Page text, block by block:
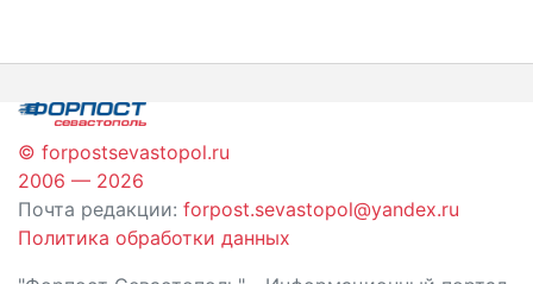
записям
© forpostsevastopol.ru
2006 — 2026
Почта редакции: forpost.sevastopol@yandex.ru
Политика обработки данных